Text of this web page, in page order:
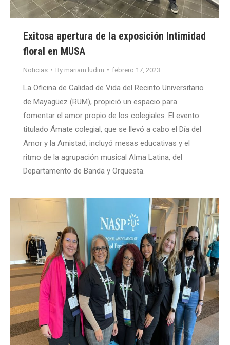
Exitosa apertura de la exposición Intimidad
floral en MUSA
Noticias By mariam.ludim febrero 17, 2023
La Oficina de Calidad de Vida del Recinto Universitario
de Mayagüez (RUM), propició un espacio para
fomentar el amor propio de los colegiales. El evento
titulado Ámate colegial, que se llevó a cabo el Día del
Amor y la Amistad, incluyó mesas educativas y el
ritmo de la agrupación musical Alma Latina, del
Departamento de Banda y Orquesta.